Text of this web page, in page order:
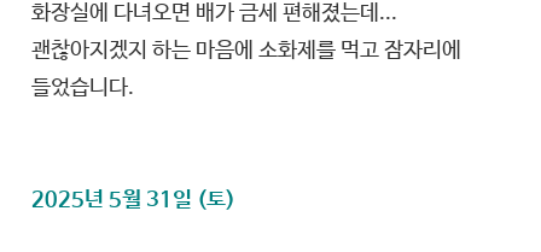
화장실에 다녀오면 배가 금세 편해졌는데...
괜찮아지겠지 하는 마음에 소화제를 먹고 잠자리에
들었습니다.
2025년 5월 31일 (토)